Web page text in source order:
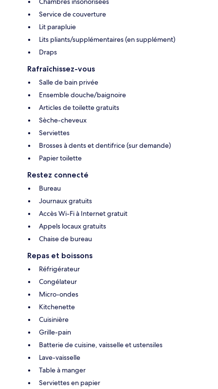
Service de couverture
Lit parapluie
Lits pliants/supplémentaires (en supplément)
Draps
Rafraîchissez-vous
Salle de bain privée
Ensemble douche/baignoire
Articles de toilette gratuits
Sèche-cheveux
Serviettes
Brosses à dents et dentifrice (sur demande)
Papier toilette
Restez connecté
Bureau
Journaux gratuits
Accès Wi-Fi à Internet gratuit
Appels locaux gratuits
Chaise de bureau
Repas et boissons
Réfrigérateur
Congélateur
Micro-ondes
Kitchenette
Cuisinière
Grille-pain
Batterie de cuisine, vaisselle et ustensiles
Lave-vaisselle
Table à manger
Serviettes en papier